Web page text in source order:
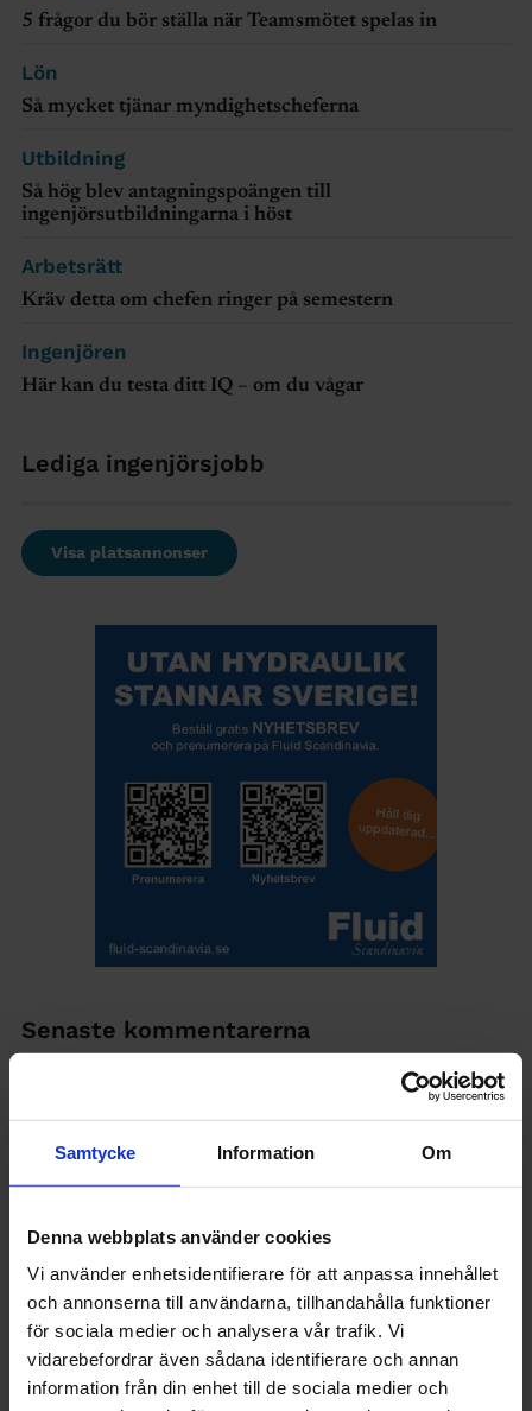
Samtycke Information Om
Denna webbplats använder cookies
Vi använder enhetsidentifierare för att anpassa innehållet
och annonserna till användarna, tillhandahålla funktioner
för sociala medier och analysera vår trafik. Vi
vidarebefordrar även sådana identifierare och annan
information från din enhet till de sociala medier och
5 frågor du bör ställa när Teamsmötet spelas in
Lön
Så mycket tjänar myndighetscheferna
Utbildning
Så hög blev antagningspoängen till
ingenjörsutbildningarna i höst
Arbetsrätt
Kräv detta om chefen ringer på semestern
Ingenjören
Här kan du testa ditt IQ – om du vågar
Lediga ingenjörsjobb
Visa platsannonser
Senaste kommentarerna
Så svarar du chefen som nobbar ditt
Tomas kommenteradeRegeringen: Fånga upp de
mindre än 5 år
Karin kommenteradeKräv detta om chefen ringer på
semestern
Torbjörn kommenteradeKräv detta om chefen ringer